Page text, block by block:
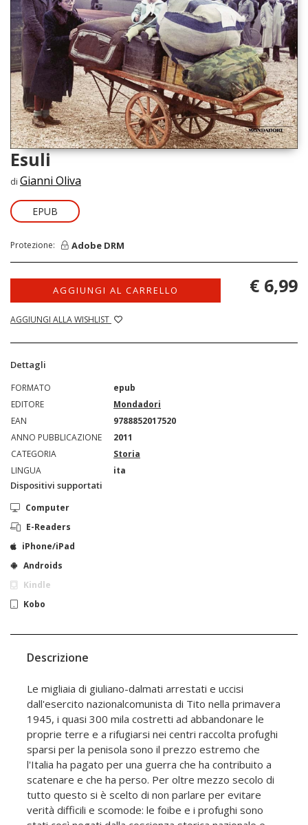
Esuli
di Gianni Oliva
EPUB
Protezione: Adobe DRM
AGGIUNGI AL CARRELLO
AGGIUNGI ALLA WISHLIST
€ 6,99
Dettagli
FORMATO
epub
EDITORE
Mondadori
EAN
9788852017520
ANNO PUBBLICAZIONE
2011
CATEGORIA
Storia
LINGUA
ita
Dispositivi supportati
Computer
E-Readers
iPhone/iPad
Androids
Kindle
Kobo
Descrizione
Le migliaia di giuliano-dalmati arrestati e uccisi
dall'esercito nazionalcomunista di Tito nella primavera
1945, i quasi 300 mila costretti ad abbandonare le
proprie terre e a rifugiarsi nei centri raccolta profughi
sparsi per la penisola sono il prezzo estremo che
l'Italia ha pagato per una guerra che ha contribuito a
scatenare e che ha perso. Per oltre mezzo secolo di
tutto questo si è scelto di non parlare per evitare
verità difficili e scomode: le foibe e i profughi sono